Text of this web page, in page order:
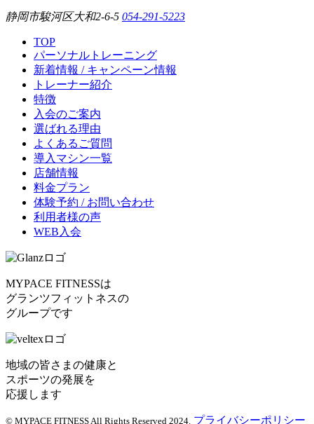
静岡市駿河区大和2-6-5 054-291-5223
TOP
パーソナルトレーニング
新着情報 / キャンペーン情報
トレーナー紹介
特徴
入会のご案内
選ばれる理由
よくあるご質問
導入マシン一覧
店舗情報
料金プラン
体験予約 / お問い合わせ
利用者様の声
WEB入会
MYPACE FITNESSは
グランツフィットネスの
グループです
地域の皆さまの健康と
スポーツの発展を
応援します
© MYPACE FITNESS All Rights Reserved 2024. プライバシーポリシー